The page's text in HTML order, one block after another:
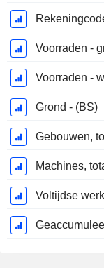
Voorraden -
Voorraden -
Grond - (BS)
Gebouwen,
Machines,
Voltijdse